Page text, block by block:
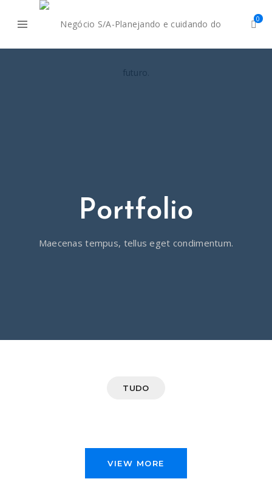
0
Portfolio
Maecenas tempus, tellus eget condimentum.
TUDO
VIEW MORE